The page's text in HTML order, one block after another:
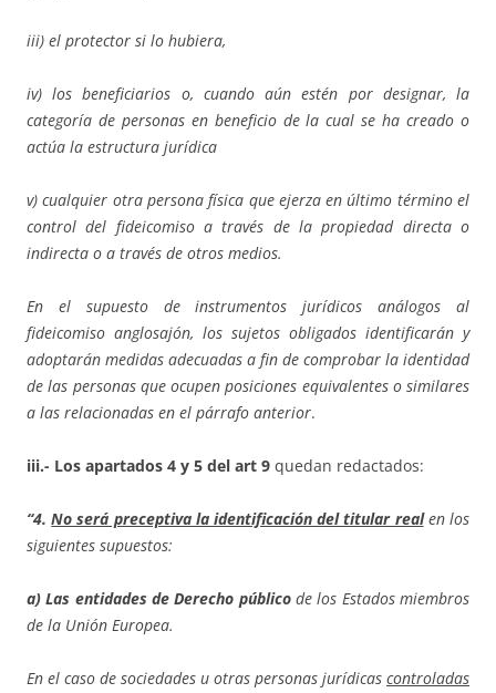
iii) el protector si lo hubiera,
iv) los beneficiarios o, cuando aún estén por designar, la
categoría de personas en beneficio de la cual se ha creado o
actúa la estructura jurídica
v) cualquier otra persona física que ejerza en último término el
control del fideicomiso a través de la propiedad directa o
indirecta o a través de otros medios.
En el supuesto de instrumentos jurídicos análogos al
fideicomiso anglosajón, los sujetos obligados identificarán y
adoptarán medidas adecuadas a fin de comprobar la identidad
de las personas que ocupen posiciones equivalentes o similares
a las relacionadas en el párrafo anterior.
iii.- Los apartados 4 y 5 del art 9 quedan redactados:
“4. No será preceptiva la identificación del titular realen los
siguientes supuestos:
a) Las entidades de Derecho público de los Estados miembros
de la Unión Europea.
En el caso de sociedades u otras personas jurídicas controladas